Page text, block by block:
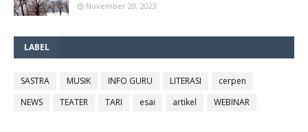
November 20, 2023
LABEL
SASTRA MUSIK INFO GURU LITERASI
cerpen
NEWS
TEATER TARI esai artikel WEBINAR